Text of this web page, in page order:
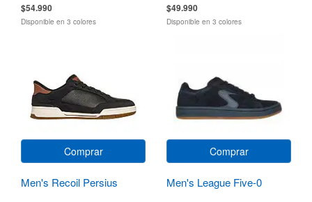
$54.990
Disponible en 3 colores
$49.990
Disponible en 3 colores
Comprar
Men's Recoil Persius
Comprar
Men's League Five-0